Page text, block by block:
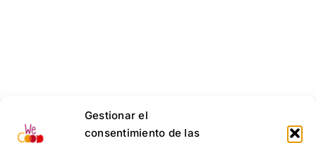
Gestionar el
consentimiento de las